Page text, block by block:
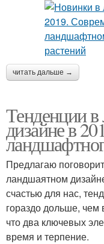
читать дальше →
Тенденции
дизайне в
Предлагаю
ландшаятном
счастью для нас,
гораздо дольше, чем
что два ключевых
время и терпение.